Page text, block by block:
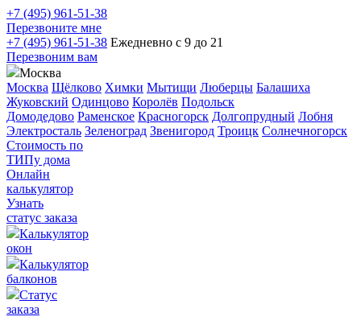
+7 (495) 961-51-38
Перезвоните мне
+7 (495) 961-51-38 Ежедневно с 9 до 21
Перезвоним вам
Москва
Москва Щёлково Химки Мытищи Люберцы Балашиха
Жуковский Одинцово Королёв Подольск
Домодедово Раменское Красногорск Долгопрудный Лобня
Электросталь Зеленоград Звенигород Троицк Солнечногорск
Стоимость по
ТИПу дома
Онлайн
калькулятор
Узнать
статус заказа
Калькулятор
окон
Калькулятор
балконов
Статус
заказа